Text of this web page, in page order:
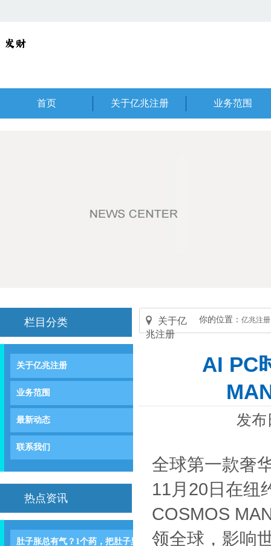
首页 关于亿兆注册 业务范围
栏目分类
关于亿兆注册
业务范围
最新动态
联系我们
热点资讯
肚子胀总有气？1个药，把肚子里
你的位置： 亿兆注册
关于亿
兆注册
AI PC
发
全球第一款奢
11月20日在纽
COSMOS
领全球，影响